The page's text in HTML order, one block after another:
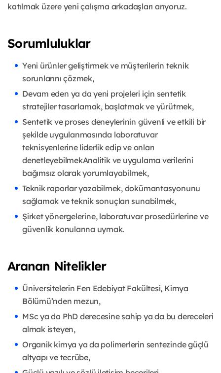
katılmak üzere yeni çalışma arkadaşları arıyoruz.
Sorumluluklar
Yeni ürünler geliştirmek ve müşterilerin teknik
sorunlarını çözmek,
Devam eden ya da yeni projeleri için sentetik
stratejiler tasarlamak, başlatmak ve yürütmek,
Sentetik ve proses deneylerinin güvenli ve etkili bir
şekilde uygulanmasında laboratuvar
teknisyenlerine liderlik edip ve onları
denetleyebilmekAnalitik ve uygulama verilerini
bağımsız olarak yorumlayabilmek,
Teknik raporlar yazabilmek, dokümantasyonunu
sağlamak ve teknik sonuçları sunabilmek,
Şirket yönergelerine, laboratuvar prosedürlerine ve
güvenlik konularına uymak.
Aranan Nitelikler
Üniversitelerin Fen Edebiyat Fakültesi, Kimya
Bölümü’nden mezun,
MSc ya da PhD derecesine sahip ya da bu dereceleri
almak isteyen,
Organik kimya ya da polimerlerin sentezinde güçlü
altyapı ve tecrübe,